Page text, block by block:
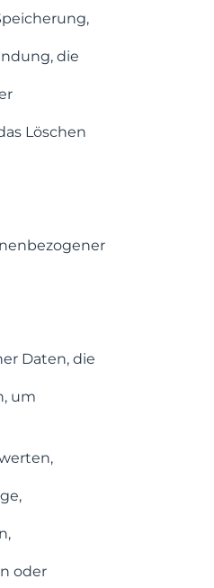
die
Löschen
Daten, die
um
oder